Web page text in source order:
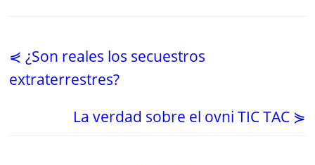
⋞ ¿Son reales los secuestros
extraterrestres?
La verdad sobre el ovni TIC TAC ⋟